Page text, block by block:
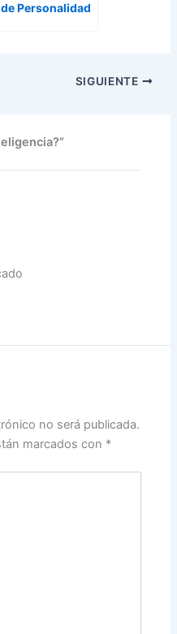
Personalidad
SIGUIENTE
no será publicada.
marcados con *